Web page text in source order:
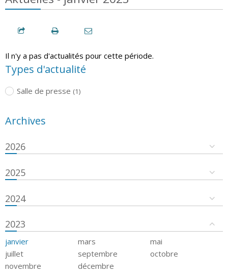
Il n'y a pas d'actualités pour cette période.
Types d'actualité
Salle de presse (1)
Archives
2026
2025
2024
2023
janvier mars
mai
juillet
septembre
octobre
novembre
décembre